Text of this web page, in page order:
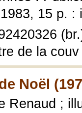
15 p.
de la couv
Noël
Renaud ;